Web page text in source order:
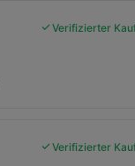
Verifizierter
Verifizierter